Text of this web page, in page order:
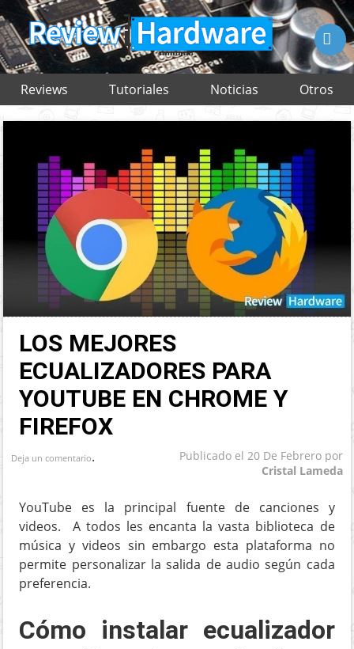
Reviews Tutoriales Noticias Otros
LOS MEJORES
ECUALIZADORES PARA
YOUTUBE EN CHROME Y
FIREFOX
Publicado el 20 De Febreropor
Cristal Lameda
Deja un comentario.
YouTube es la principal fuente de canciones y
videos. A todos les encanta la vasta biblioteca de
música y videos sin embargo esta plataforma no
permite personalizar la salida de audio según cada
preferencia.
Cómo instalar ecualizador
